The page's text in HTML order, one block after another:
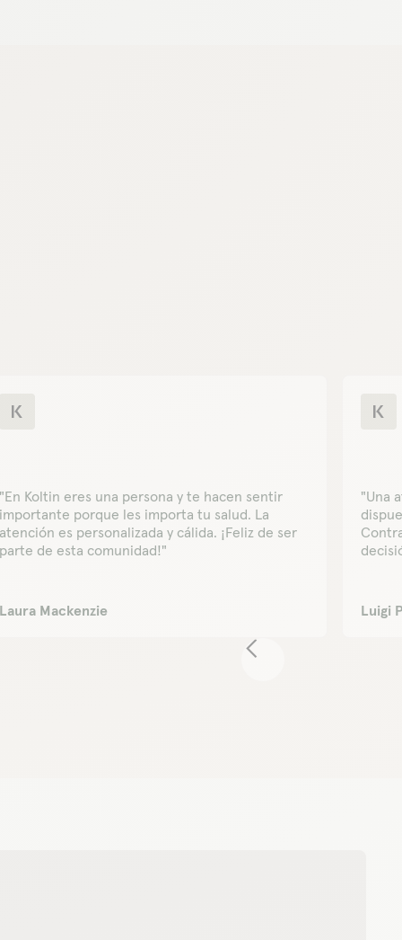
Koltin eres una persona y te hacen sentir
porque les importa tu salud. La
es personalizada y cálida. ¡Feliz de ser
de esta comunidad!"
Mackenzie
"Una
Luigi